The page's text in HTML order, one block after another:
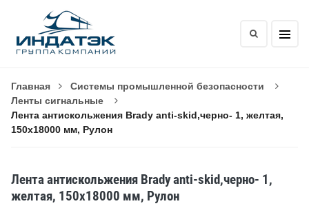
Главная
Системы промышленной безопасности
Ленты сигнальные
Лента антискольжения Brady anti-skid,черно- 1, желтая,
150x18000 мм, Рулон
Лента антискольжения Brady anti-skid,черно- 1,
желтая, 150x18000 мм, Рулон